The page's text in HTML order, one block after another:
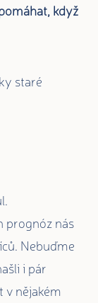
když
staré
prognóz nás
Nebuďme
i pár
v nějakém